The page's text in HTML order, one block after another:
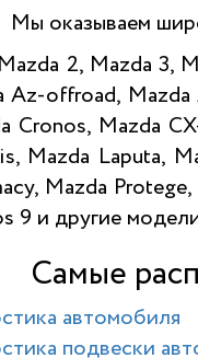
Мы оказываем
2, Mazda 3,
Az-offroad, Mazda
Cronos, Mazda
Mazda Laputa,
Mazda
9 и другие
Самые
автомобиля
подвески